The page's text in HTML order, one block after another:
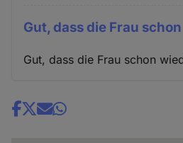
Gut, dass die Frau schon
Gut, dass die Frau schon
Share